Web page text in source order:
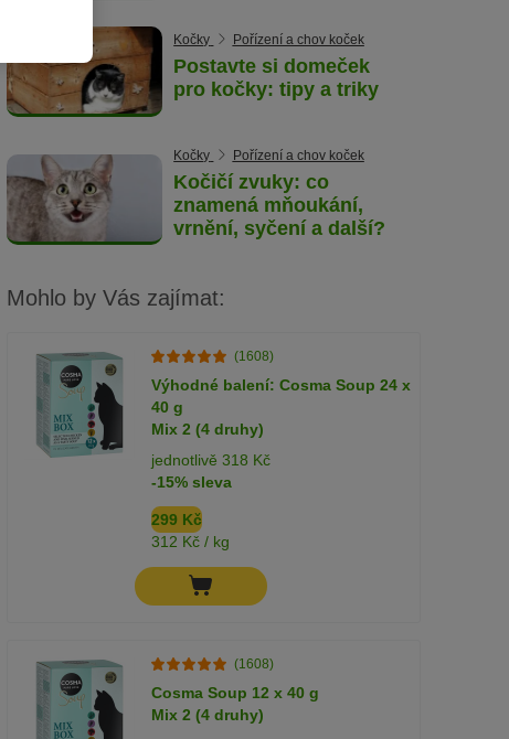
Kočky Pořízení a chov koček
Postavte si domeček
pro kočky: tipy a triky
Kočky Pořízení a chov koček
Kočičí zvuky: co
znamená mňoukání,
vrnění, syčení a další?
Mohlo by Vás zajímat:
(1608)
Výhodné balení: Cosma Soup 24 x
40 g
Mix 2 (4 druhy)
jednotlivě 318 Kč
-15% sleva
299 Kč
312 Kč / kg
(1608)
Cosma Soup 12 x 40 g
Mix 2 (4 druhy)